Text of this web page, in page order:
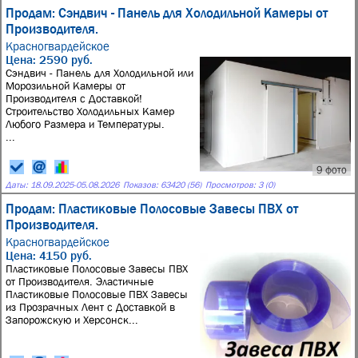
Продам: Сэндвич - Панель для Холодильной Камеры от
Производителя.
Красногвардейское
9 фото
Цена: 2590 руб.
Сэндвич - Панель для Холодильной или
Морозильной Камеры от
Производителя с Доставкой!
Строительство Холодильных Камер
Любого Размера и Температуры.
Даты: 18.09.2025-05.08.2026 Показов: 63420 (56) Просмотров: 3 (0)
Продам: Пластиковые Полосовые Завесы ПВХ от
Производителя.
Красногвардейское
Цена: 4150 руб.
Пластиковые Полосовые Завесы ПВХ
от Производителя. Эластичные
Пластиковые Полосовые ПВХ Завесы
из Прозрачных Лент с Доставкой в
Запорожскую и Херсонск...